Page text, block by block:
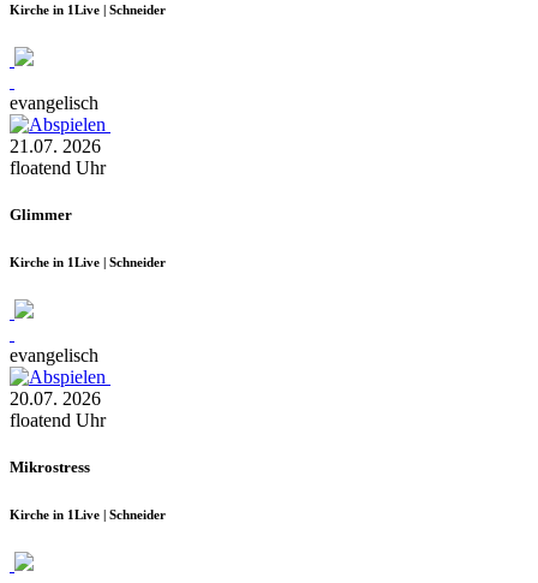
Kirche in 1Live | Schneider
evangelisch
21.07. 2026
floatend Uhr
Glimmer
Kirche in 1Live | Schneider
evangelisch
20.07. 2026
floatend Uhr
Mikrostress
Kirche in 1Live | Schneider